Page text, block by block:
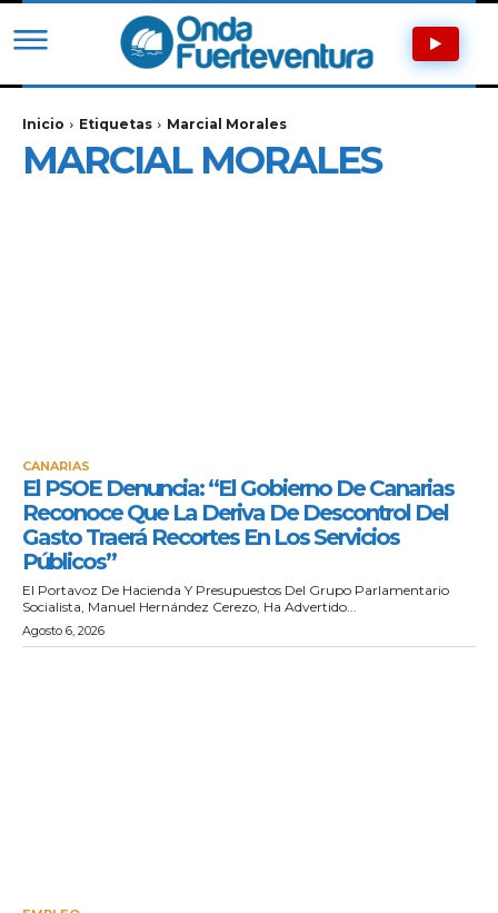
Inicio Etiquetas Marcial Morales
MARCIAL MORALES
CANARIAS
El PSOE Denuncia: “El Gobierno De Canarias
Reconoce Que La Deriva De Descontrol Del
Gasto Traerá Recortes En Los Servicios
Públicos”
El Portavoz De Hacienda Y Presupuestos Del Grupo Parlamentario
Socialista, Manuel Hernández Cerezo, Ha Advertido...
Agosto 6, 2026